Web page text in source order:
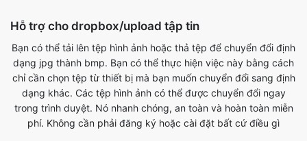
chỉ cần chọn tệp từ thiết bị mà bạn muốn chuyển đổi sang định
dạng khác. Các tệp hình ảnh có thể được chuyển đổi ngay
trong trình duyệt. Nó nhanh chóng, an toàn và hoàn toàn miễn
phí. Không cần phải đăng ký hoặc cài đặt bất cứ điều gì